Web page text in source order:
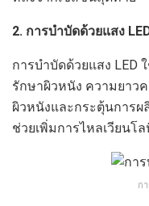
2. การบำบัดด้วยแสง
การบำบัดด้วยแสง LED
รักษาผิวหนัง ความยาว
ผิวหนังและกระตุ้นการผ
ช่วยเพิ่มการไหลเวียนโ
ก